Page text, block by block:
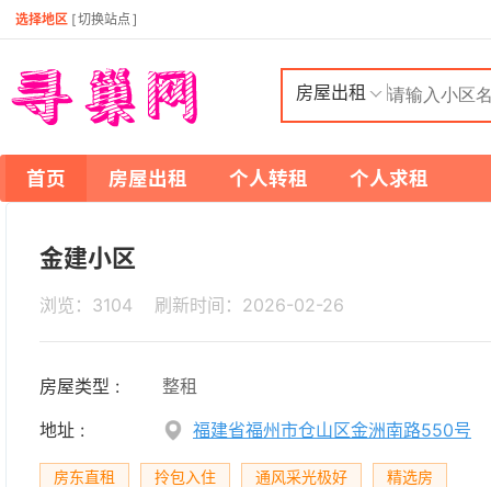
选择地区 [切换站点 ]
房屋出租
首页 房屋出租 个人转租 个人求租
金建小区
浏览：3104 刷新时间： 2026-02-26
房屋类型 :
整租
地址 :
福建省福州市仓山区金洲南路550号
房东直租 拎包入住 通风采光极好 精选房